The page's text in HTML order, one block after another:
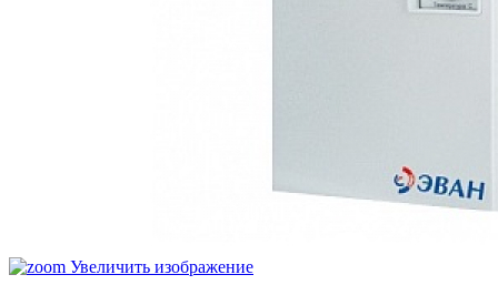
Увеличить изображение